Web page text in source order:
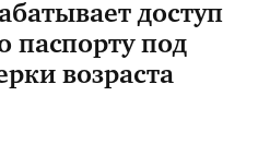
доступ
паспорту под
возраста